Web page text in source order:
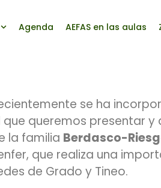
Agenda AEFAS en las aulas
se ha
que queremos presentar y
la familia Berdasco-
que realiza una
de Grado y Tineo.